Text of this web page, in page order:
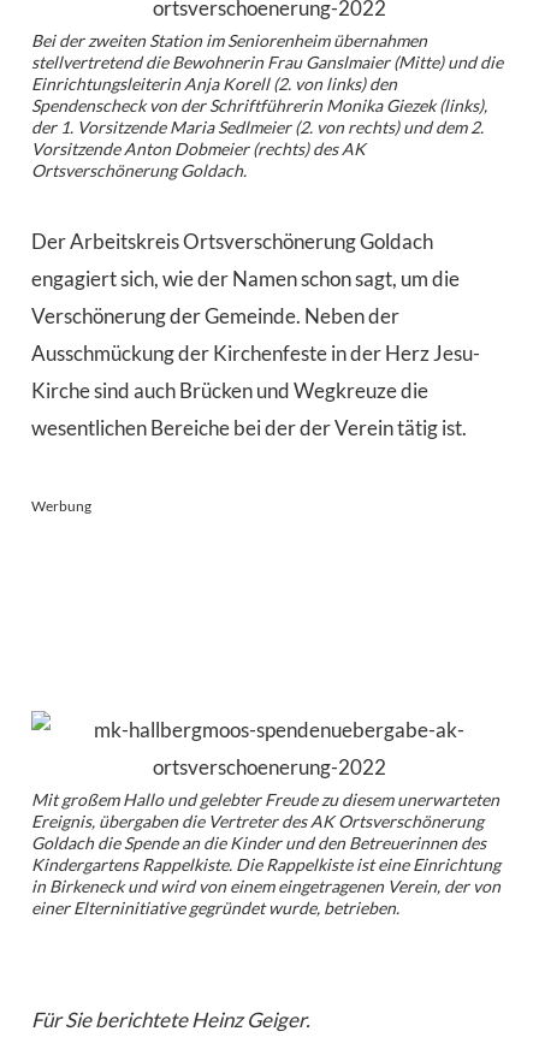
Bei der zweiten Station im Seniorenheim übernahmen
stellvertretend die Bewohnerin Frau Ganslmaier (Mitte) und die
Einrichtungsleiterin Anja Korell (2. von links) den
Spendenscheck von der Schriftführerin Monika Giezek (links),
der 1. Vorsitzende Maria Sedlmeier (2. von rechts) und dem 2.
Vorsitzende Anton Dobmeier (rechts) des AK
Ortsverschönerung Goldach.
Der Arbeitskreis Ortsverschönerung Goldach
engagiert sich, wie der Namen schon sagt, um die
Verschönerung der Gemeinde. Neben der
Ausschmückung der Kirchenfeste in der Herz Jesu-
Kirche sind auch Brücken und Wegkreuze die
wesentlichen Bereiche bei der der Verein tätig ist.
Werbung
Mit großem Hallo und gelebter Freude zu diesem unerwarteten
Ereignis, übergaben die Vertreter des AK Ortsverschönerung
Goldach die Spende an die Kinder und den Betreuerinnen des
Kindergartens Rappelkiste. Die Rappelkiste ist eine Einrichtung
in Birkeneck und wird von einem eingetragenen Verein, der von
einer Elterninitiative gegründet wurde, betrieben.
Für Sie berichtete Heinz Geiger.